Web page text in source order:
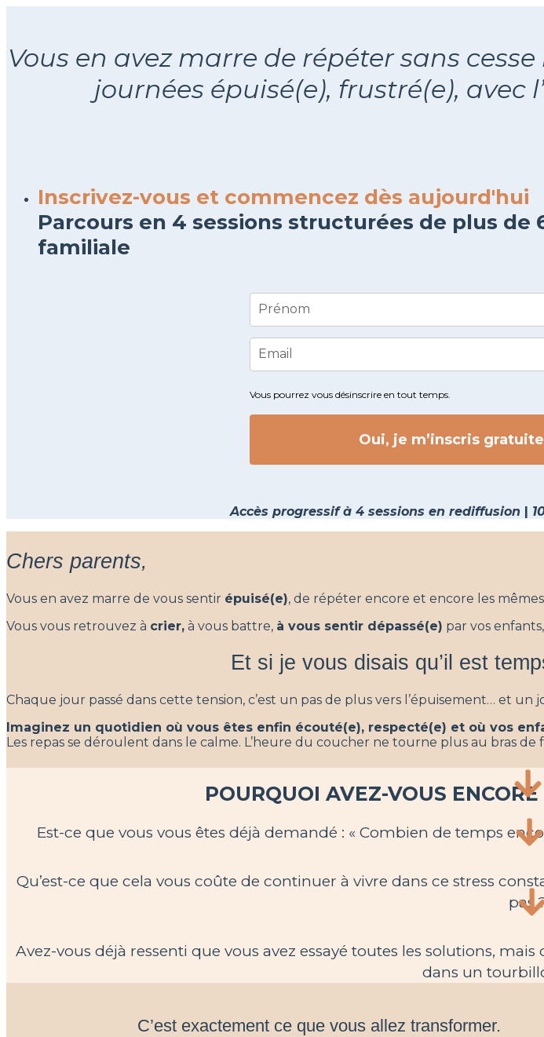
Vous en avez marre de répéter sans
journées épuisé(e), frustré(e),
Inscrivez-vous et commencez dès aujourd'hui
Parcours en 4 sessions structurées de plus de
familiale
Vous pourrez vous désinscrire en tout temps.
Oui, je m’inscris
Accès progressif à 4 sessions en rediffusion |
Chers parents,
Vous en avez marre de vous sentir épuisé(e), de répéter encore et encore les
Vous vous retrouvez à crier, à vous battre, à vous sentir dépassé(e) par vos
Et si je vous disais qu’il est
Chaque jour passé dans cette tension, c’est un pas de plus vers l’épuisement… et
Imaginez un quotidien où vous êtes enfin écouté(e), respecté(e) et où vos
Les repas se déroulent dans le calme. L’heure du coucher ne tourne plus au bras
POURQUOI AVEZ-VOUS
Est-ce que vous vous êtes déjà demandé : « Combien de temps
Qu’est-ce que cela vous coûte de continuer à vivre dans ce stress
pas
Avez-vous déjà ressenti que vous avez essayé toutes les solutions,
dans un
C’est exactement ce que vous allez transformer.